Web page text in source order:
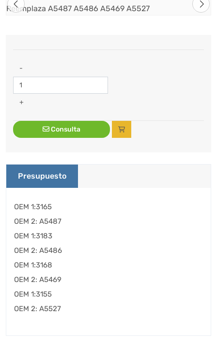
-
+
Consulta
Presupuesto
OEM 1:3165
OEM 2: A5487
OEM 1:3183
OEM 2: A5486
OEM 1:3168
OEM 2: A5469
OEM 1:3155
OEM 2: A5527